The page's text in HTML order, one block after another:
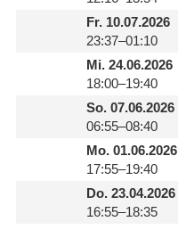
Fr.10.07.2026
23:37–01:10
Mi.24.06.2026
18:00–19:40
So.07.06.2026
06:55–08:40
Mo.01.06.2026
17:55–19:40
Do.23.04.2026
16:55–18:35